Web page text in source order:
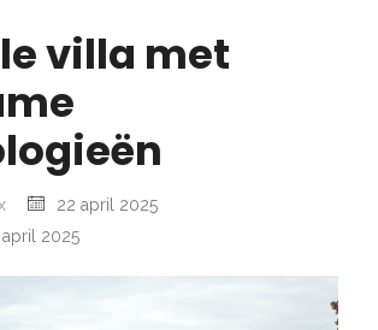
villa met
22 april 2025
april 2025